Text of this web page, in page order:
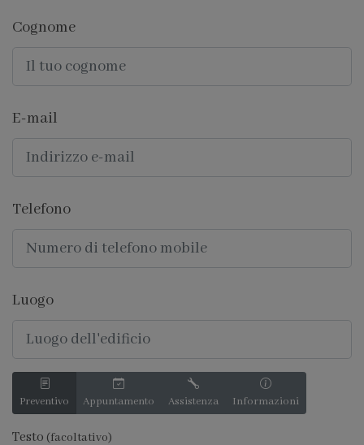
Cognome
E-mail
Telefono
Luogo
Preventivo Appuntamento Assistenza Informazioni
Testo (facoltativo)